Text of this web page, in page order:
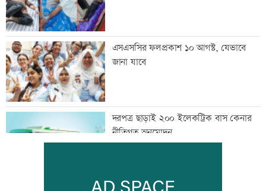
এসএসসির ফলপ্রকাশ ১০ আগস্ট, যেভাবে
জানা যাবে
দরপত্র ছাড়াই ২০০ ইলেকট্রিক বাস কেনার
নীতিগত অনুমোদন